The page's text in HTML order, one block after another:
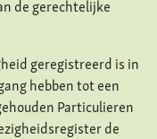
de gerechtelijke
geregistreerd is in
hebben tot een
Particulieren
de